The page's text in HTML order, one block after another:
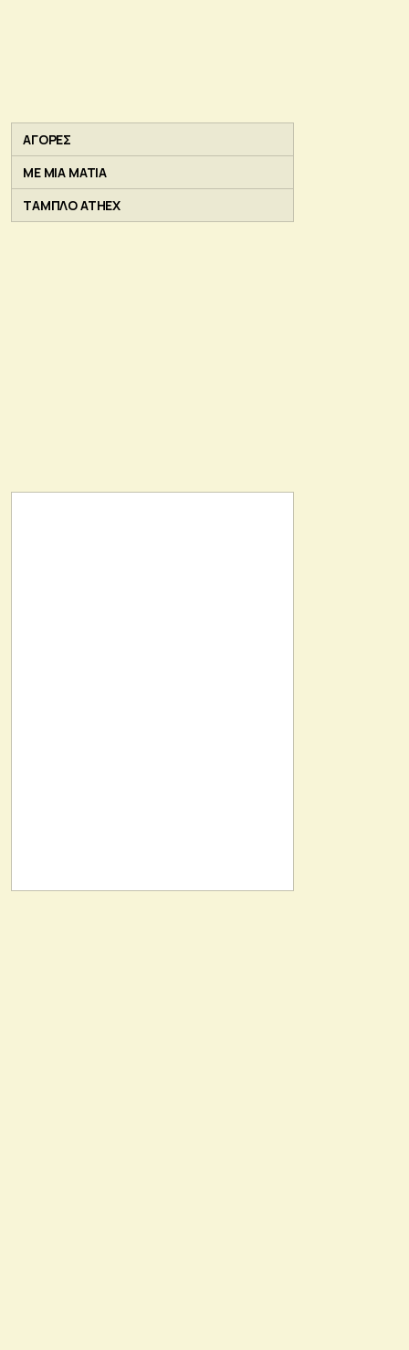
ΑΓΟΡΕΣ
ΜΕ ΜΙΑ ΜΑΤΙΑ
ΤΑΜΠΛΟ ATHEX